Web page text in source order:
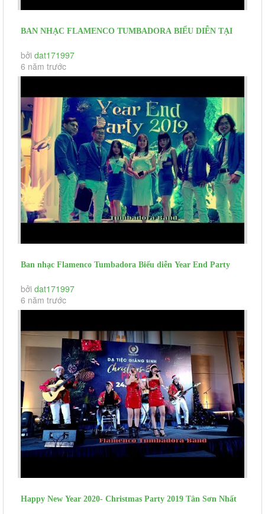
BAN NHẠC FLAMENCO TUMBADORA BIỂU DIỄN TẠI
DỰ ÁN NOVALAND - NOVAWORLD HỒ...
bởi dat171997
6 năm trước
Ban nhạc Flamenco Tumbadora Biểu diễn Year End Party
Công Ty Henkel
bởi dat171997
6 năm trước
Happy New Year 2020- Christmas Party 2019 Tân Sơn Nhất